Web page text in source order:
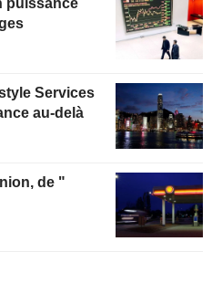
puissance
Services
au-delà